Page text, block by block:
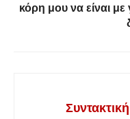
κόρη μου να είναι